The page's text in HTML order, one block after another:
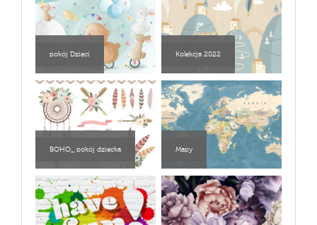
pokój Dzieci Kolekcja 2022
BOHO_ pokój dziecka Mapy